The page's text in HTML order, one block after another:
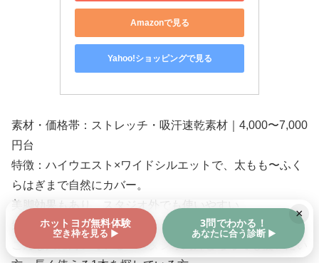
Amazonで見る
Yahoo!ショッピングで見る
素材・価格帯：ストレッチ・吸汗速乾素材｜4,000〜7,000
円台
特徴：ハイウエスト×ワイドシルエットで、太もも〜ふく
らはぎまで自然にカバー。
美脚効果もあり、スタジオ外でも使いやすい
気になる点：レビューでサイズ感を確認してから購入を
こんな人に向いている：スタジオ内外どちらでも使いたい
×
ホットヨガ無料体験
空き枠を見る ▶
3問でわかる！
あなたに合う診断 ▶